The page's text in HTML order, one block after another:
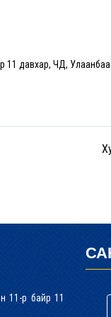
11 давхар, ЧД,
11-р байр 11